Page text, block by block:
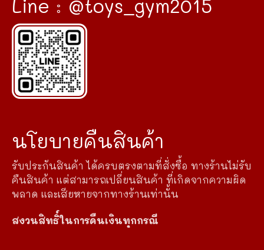
Line : @toys_gym2015
นโยบายคืนสินค้า
รับประกันสินค้า ได้ครบตรงตามที่สั่งซื้อ ทางร้านไม่รับ
คืนสินค้า แต่สามารถเปลี่ยนสินค้า ที่เกิดจากความผิด
พลาด และเสียหายจากทางร้านเท่านั้น
สงวนสิทธิ์ในการคืนเงินทุกกรณี